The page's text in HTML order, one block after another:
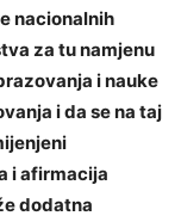
nacionalnih
za tu namjenu
i nauke
i da se na taj
i afirmacija
dodatna